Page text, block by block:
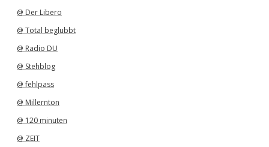
@ Der Libero
@ Total beglubbt
@ Radio DU
@ Stehblog
@ fehlpass
@ Millernton
@ 120 minuten
@ ZEIT